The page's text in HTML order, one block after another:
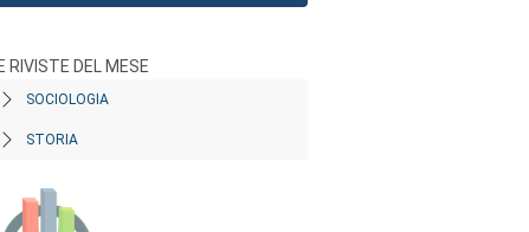
RIVISTE DEL MESE
SOCIOLOGIA
STORIA